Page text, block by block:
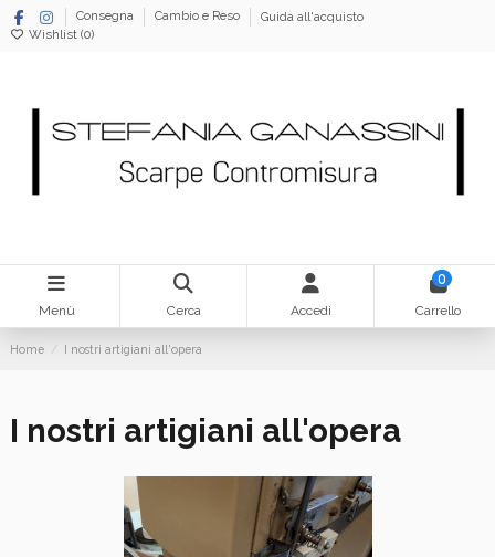
Consegna Cambio e Reso
Guida all'acquisto
Wishlist (0)
Menù Cerca Accedi
0
Carrello
Home I nostri artigiani all'opera
I nostri artigiani all'opera